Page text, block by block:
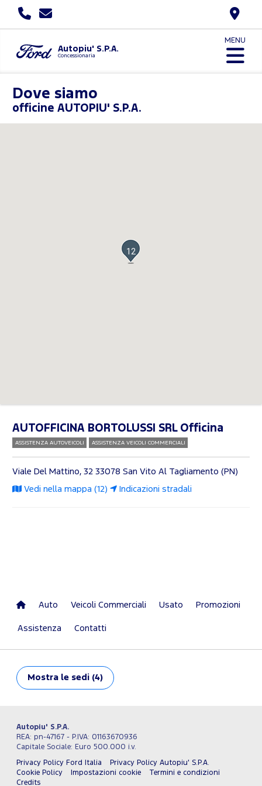
Autopiu' S.P.A.
Concessionaria
MENU
Dove siamo
officine AUTOPIU' S.P.A.
12
AUTOFFICINA BORTOLUSSI SRL Officina
ASSISTENZA AUTOVEICOLI ASSISTENZA VEICOLI COMMERCIALI
Viale Del Mattino, 32 33078 San Vito Al Tagliamento (PN)
Vedi nella mappa (12) Indicazioni stradali
Auto Veicoli Commerciali Usato Promozioni
Assistenza Contatti
Mostra le sedi (4)
Autopiu' S.P.A.
REA: pn-47167 - P.IVA: 01163670936
Capitale Sociale: Euro 500.000 i.v.
Privacy Policy Ford Italia
Privacy Policy Autopiu' S.P.A.
Cookie Policy
Impostazioni cookie
Termini e condizioni
Credits